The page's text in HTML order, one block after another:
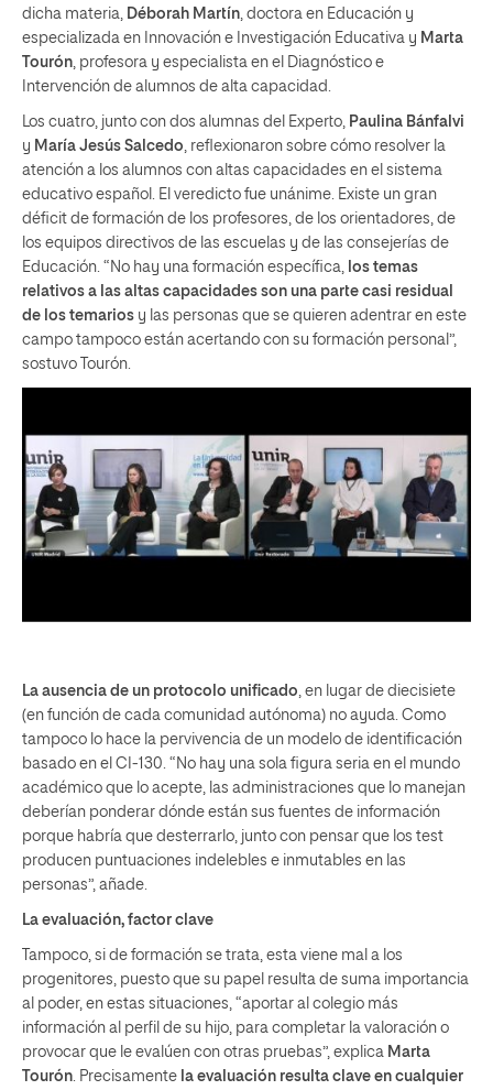
dicha materia, Déborah Martín, doctora en Educación y
especializada en Innovación e Investigación Educativa y Marta
Tourón, profesora y especialista en el Diagnóstico e
Intervención de alumnos de alta capacidad.
Los cuatro, junto con dos alumnas del Experto, Paulina Bánfalvi
y María Jesús Salcedo, reflexionaron sobre cómo resolver la
atención a los alumnos con altas capacidades en el sistema
educativo español. El veredicto fue unánime. Existe un gran
déficit de formación de los profesores, de los orientadores, de
los equipos directivos de las escuelas y de las consejerías de
Educación. “No hay una formación específica, los temas
relativos a las altas capacidades son una parte casi residual
de los temarios y las personas que se quieren adentrar en este
campo tampoco están acertando con su formación personal”,
sostuvo Tourón.
La ausencia de un protocolo unificado , en lugar de diecisiete
(en función de cada comunidad autónoma) no ayuda. Como
tampoco lo hace la pervivencia de un modelo de identificación
basado en el CI-130. “No hay una sola figura seria en el mundo
académico que lo acepte, las administraciones que lo manejan
deberían ponderar dónde están sus fuentes de información
porque habría que desterrarlo, junto con pensar que los test
producen puntuaciones indelebles e inmutables en las
personas”, añade.
La evaluación, factor clave
Tampoco, si de formación se trata, esta viene mal a los
progenitores, puesto que su papel resulta de suma importancia
al poder, en estas situaciones, “aportar al colegio más
información al perfil de su hijo, para completar la valoración o
provocar que le evalúen con otras pruebas”, explica Marta
Tourón . Precisamente la evaluación resulta clave en cualquier